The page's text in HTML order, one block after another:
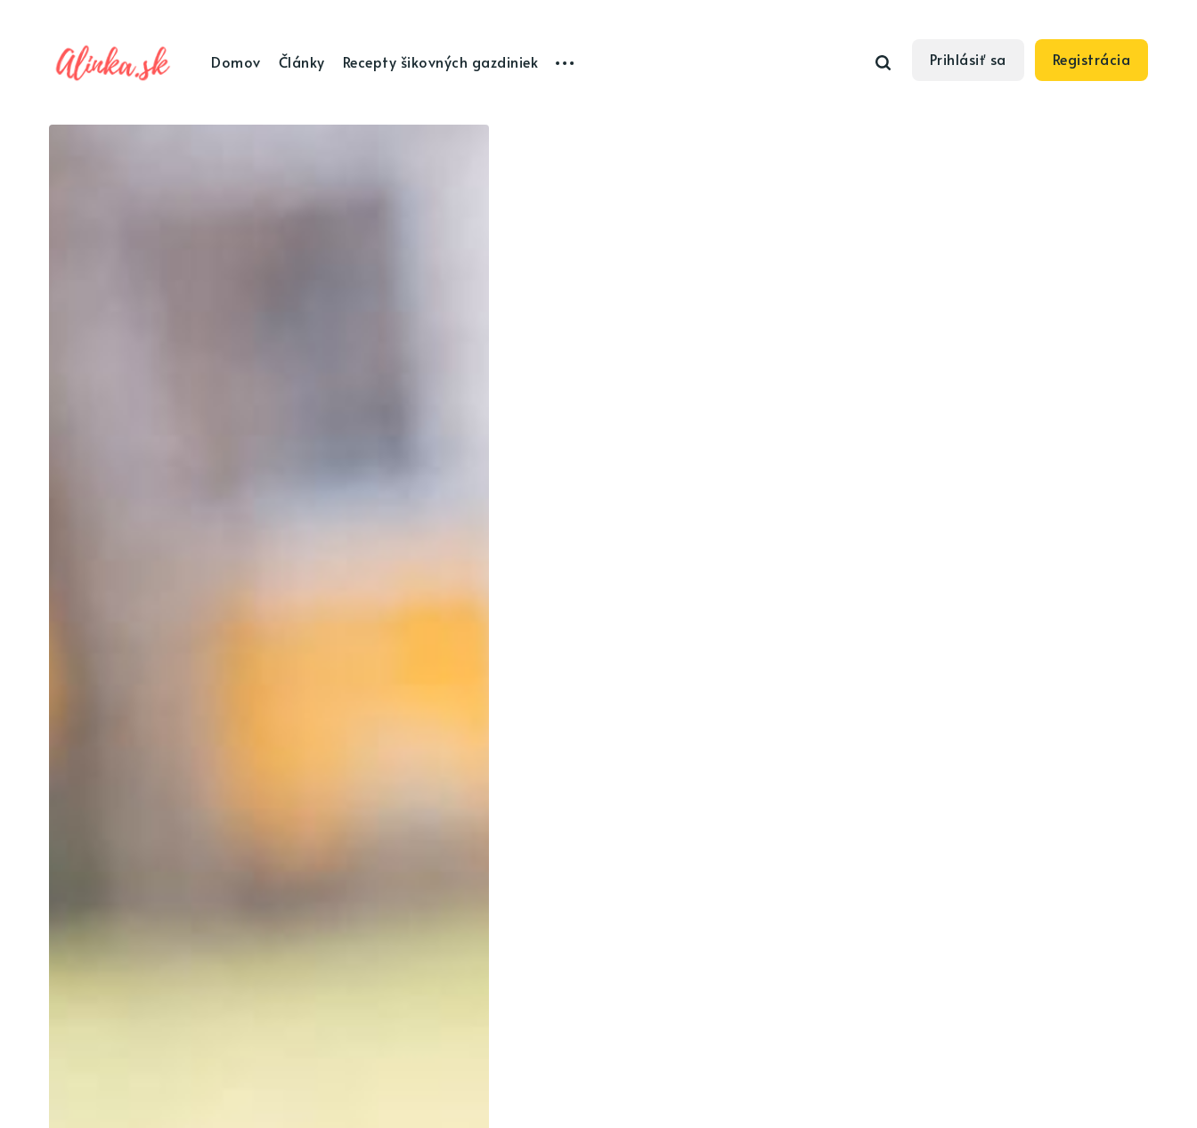
Domov Články Recepty šikovných gazdiniek Prihlásiť sa Registrácia